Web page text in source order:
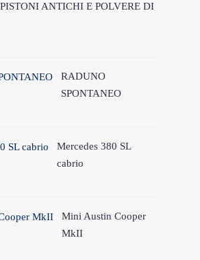
ANTICHI E POLVERE DI
RADUNO
SPONTANEO
Mercedes 380 SL
cabrio
Mini Austin Cooper
MkII